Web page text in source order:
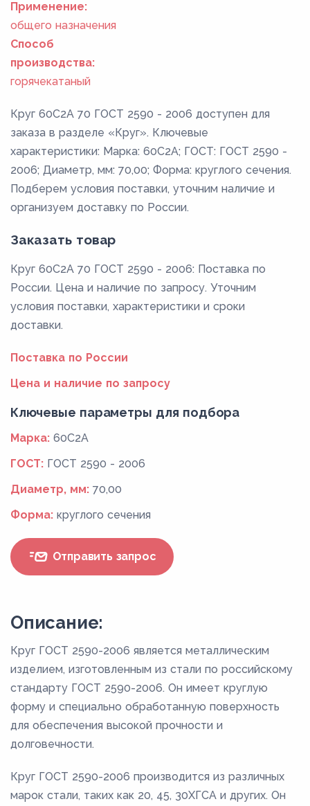
Применение:
общего назначения
Способ
производства:
горячекатаный
Круг 60С2А 70 ГОСТ 2590 - 2006 доступен для
заказа в разделе «Круг». Ключевые
характеристики: Марка: 60С2А; ГОСТ: ГОСТ 2590 -
2006; Диаметр, мм: 70,00; Форма: круглого сечения.
Подберем условия поставки, уточним наличие и
организуем доставку по России.
Заказать товар
Круг 60С2А 70 ГОСТ 2590 - 2006: Поставка по
России. Цена и наличие по запросу. Уточним
условия поставки, характеристики и сроки
доставки.
Поставка по России
Цена и наличие по запросу
Ключевые параметры для подбора
Марка: 60С2А
ГОСТ: ГОСТ 2590 - 2006
Диаметр, мм: 70,00
Форма: круглого сечения
Отправить запрос
Описание:
Круг ГОСТ 2590-2006 является металлическим
изделием, изготовленным из стали по российскому
стандарту ГОСТ 2590-2006. Он имеет круглую
форму и специально обработанную поверхность
для обеспечения высокой прочности и
долговечности.
Круг ГОСТ 2590-2006 производится из различных
марок стали, таких как 20, 45, 30ХГСА и других. Он